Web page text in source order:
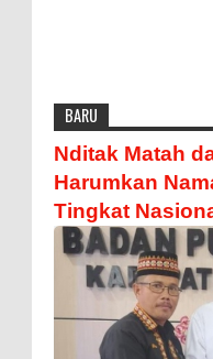
BARU
Nditak Matah
Harumkan
Tingkat